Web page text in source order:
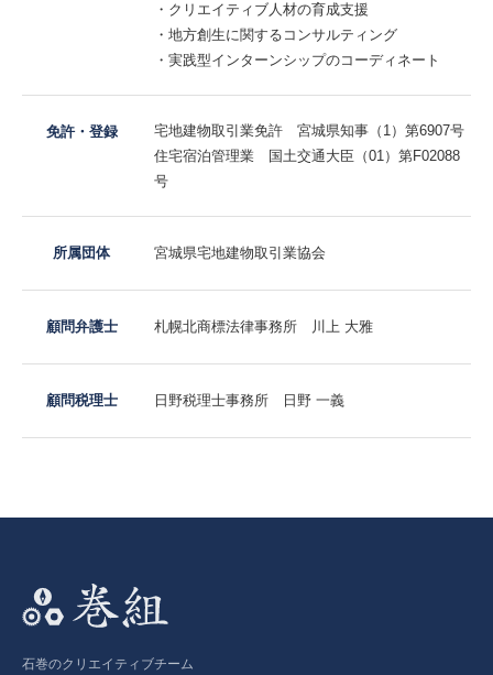
クリエイティブ人材の育成支援
地方創生に関するコンサルティング
実践型インターンシップのコーディネート
免許・登録
宅地建物取引業免許 宮城県知事（1）第6907号
住宅宿泊管理業 国土交通大臣（01）第F02088
号
所属団体 宮城県宅地建物取引業協会
顧問弁護士 札幌北商標法律事務所 川上 大雅
顧問税理士 日野税理士事務所 日野 一義
石巻のクリエイティブチーム